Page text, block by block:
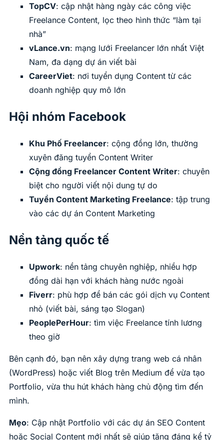
TopCV: cập nhật hàng ngày các công việc
Freelance Content, lọc theo hình thức “làm tại
nhà”
vLance.vn: mạng lưới Freelancer lớn nhất Việt
Nam, đa dạng dự án viết bài
CareerViet: nơi tuyển dụng Content từ các
doanh nghiệp quy mô lớn
Hội nhóm Facebook
Khu Phố Freelancer: cộng đồng lớn, thường
xuyên đăng tuyển Content Writer
Cộng đồng Freelancer Content Writer: chuyên
biệt cho người viết nội dung tự do
Tuyển Content Marketing Freelance: tập trung
vào các dự án Content Marketing
Nền tảng quốc tế
Upwork: nền tảng chuyên nghiệp, nhiều hợp
đồng dài hạn với khách hàng nước ngoài
Fiverr: phù hợp để bán các gói dịch vụ Content
nhỏ (viết bài, sáng tạo Slogan)
PeoplePerHour: tìm việc Freelance tính lương
theo giờ
Bên cạnh đó, bạn nên xây dựng trang web cá nhân
(WordPress) hoặc viết Blog trên Medium để vừa tạo
Portfolio, vừa thu hút khách hàng chủ động tìm đến
mình.
Mẹo: Cập nhật Portfolio với các dự án SEO Content
hoặc Social Content mới nhất sẽ giúp tăng đáng kể tỷ